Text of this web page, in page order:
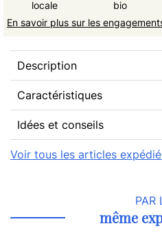
locale
bio
En savoir plus sur les
Description
Caractéristiques
Idées et conseils
Voir tous les articles
PAR
même